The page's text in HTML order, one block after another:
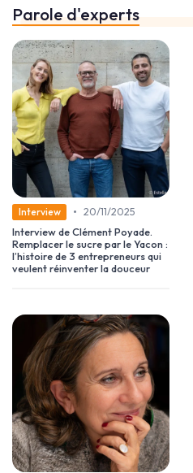
Parole d'experts
Interview • 20/11/2025
Interview de Clément Poyade.
Remplacer le sucre par le Yacon :
l’histoire de 3 entrepreneurs qui
veulent réinventer la douceur